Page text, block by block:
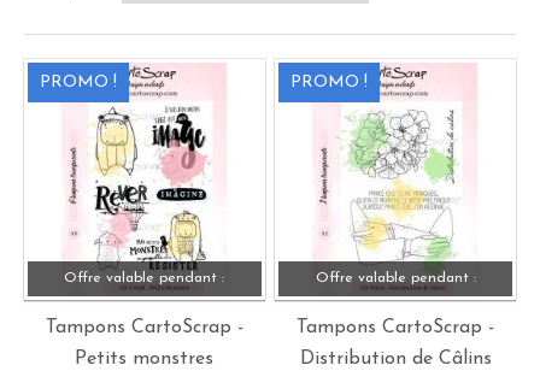
PROMO !
Offre valable pendant :
Tampons CartoScrap -
Petits monstres
PROMO !
Offre valable pendant :
Tampons CartoScrap -
Distribution de Câlins